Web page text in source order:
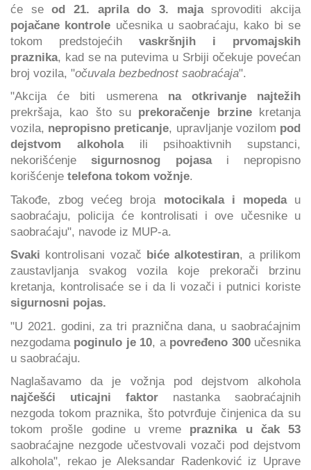
će seod 21. aprila do 3. majasprovoditi akcija
pojačane kontrole učesnika u saobraćaju, kako bi se
tokom predstojećih vaskršnjih i prvomajskih
praznika, kad se na putevima u Srbiji očekuje povećan
broj vozila, "očuvala bezbednost saobraćaja".
"Akcija će biti usmerenana otkrivanje najtežih
prekršaja, kao što su prekoračenje brzinekretanja
vozila, nepropisno preticanje, upravljanje vozilom pod
dejstvom alkoholaili psihoaktivnih supstanci,
nekorišćenjesigurnosnog pojasai nepropisno
korišćenje telefona tokom vožnje.
Takođe, zbog većeg broja motocikala i mopedau
saobraćaju, policija će kontrolisati i ove učesnike u
saobraćaju", navode iz MUP-a.
Svaki kontrolisani vozač biće alkotestiran, a prilikom
zaustavljanja svakog vozila koje prekorači brzinu
kretanja, kontrolisaće se i da li vozači i putnici koriste
sigurnosni pojas.
"U 2021. godini, za tri praznična dana, u saobraćajnim
nezgodama poginulo je 10, a povređeno 300 učesnika
u saobraćaju.
Naglašavamo da je vožnja pod dejstvom alkohola
najčešći uticajni faktor nastanka saobraćajnih
nezgoda tokom praznika, što potvrđuje činjenica da su
tokom prošle godine u vreme praznika u čak 53
saobraćajne nezgode učestvovali vozači pod dejstvom
alkohola", rekao je Aleksandar Radenković iz Uprave